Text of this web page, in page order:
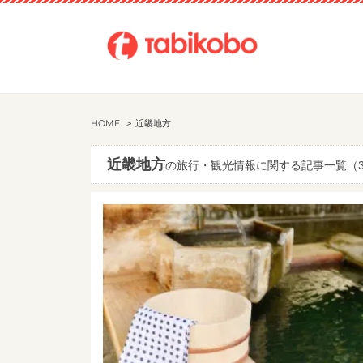
HOME 近畿地方
近畿地方の旅行・観光情報に関する記事一覧（